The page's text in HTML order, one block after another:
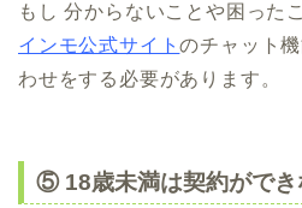
もし 分からないことや困った
インモ公式サイトのチャット
わせをする必要があります。
⑤ 18歳未満は契約ができ